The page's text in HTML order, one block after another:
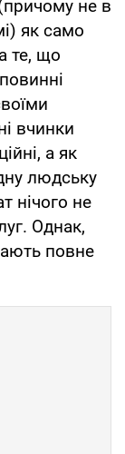
не в
як само
те, що
вчинки
а як
людську
нічого не
Однак,
повне